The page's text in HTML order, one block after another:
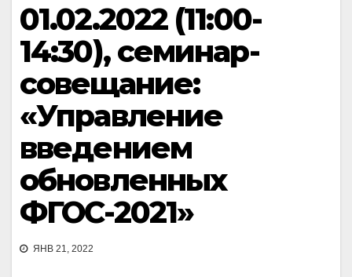
01.02.2022 (11:00-
14:30), семинар-
совещание:
«Управление
введением
обновленных
ФГОС-2021»
ЯНВ 21, 2022